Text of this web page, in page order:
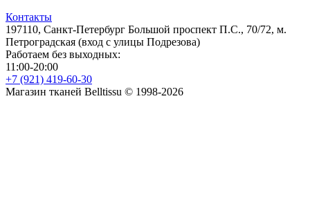
Контакты
197110, Санкт-Петербург Большой проспект П.С., 70/72, м.
Петроградская (вход с улицы Подрезова)
Работаем без выходных:
11:00-20:00
+7 (921) 419-60-30
Магазин тканей Belltissu © 1998-2026